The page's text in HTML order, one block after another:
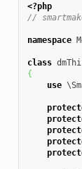
<?php
//
namespace
class
{
use